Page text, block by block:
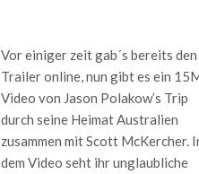
Vor einiger zeit gab´s bereits den
Trailer online, nun gibt es ein
Video von Jason Polakow’s Trip
durch seine Heimat Australien
zusammen mit Scott McKercher.
dem Video seht ihr unglaubliche